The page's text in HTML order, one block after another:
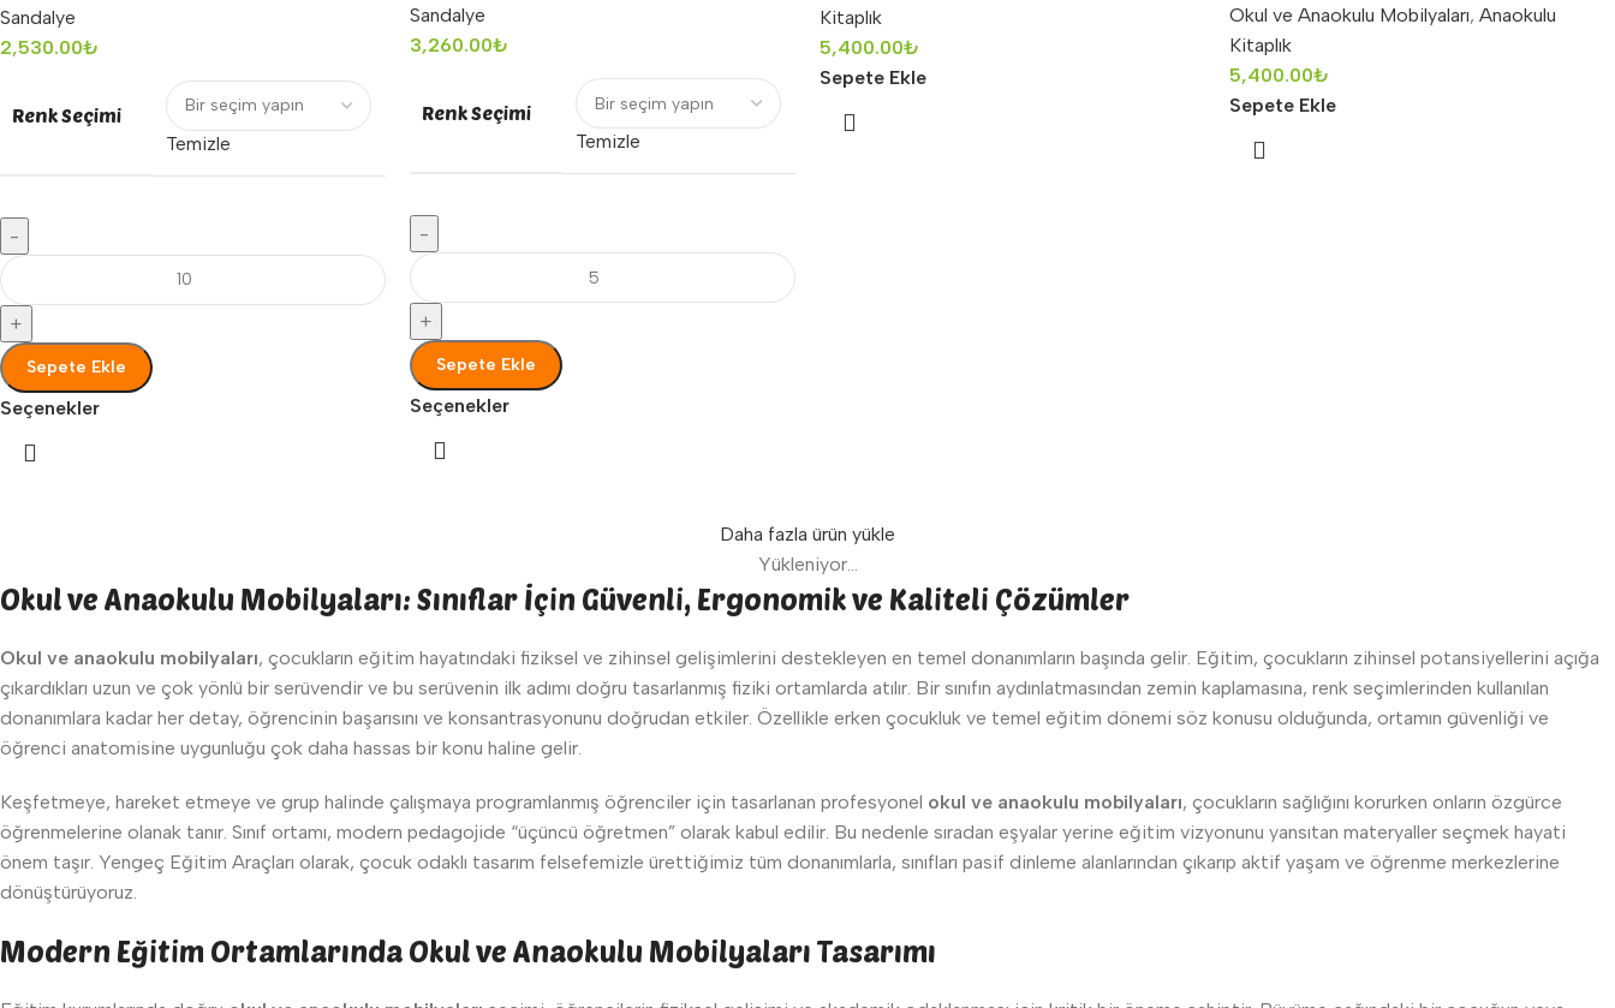
Sandalye
2,530.00₺
Renk Seçimi
Temizle
-
+
Sepete Ekle
Seçenekler
Sandalye
3,260.00₺
Renk Seçimi
Temizle
-
+
Sepete Ekle
Seçenekler
Kitaplık
5,400.00₺
Sepete Ekle
Okul ve Anaokulu Mobilyaları, Anaokulu
Kitaplık
5,400.00₺
Sepete Ekle
Daha fazla ürün yükle
Yükleniyor...
Okul ve Anaokulu Mobilyaları: Sınıflar İçin Güvenli, Ergonomik ve Kaliteli Çözümler
Okul ve anaokulu mobilyaları, çocukların eğitim hayatındaki fiziksel ve zihinsel gelişimlerini destekleyen en temel donanımların başında gelir. Eğitim, çocukların zihinsel potansiyellerini açığa
çıkardıkları uzun ve çok yönlü bir serüvendir ve bu serüvenin ilk adımı doğru tasarlanmış fiziki ortamlarda atılır. Bir sınıfın aydınlatmasından zemin kaplamasına, renk seçimlerinden kullanılan
donanımlara kadar her detay, öğrencinin başarısını ve konsantrasyonunu doğrudan etkiler. Özellikle erken çocukluk ve temel eğitim dönemi söz konusu olduğunda, ortamın güvenliği ve
öğrenci anatomisine uygunluğu çok daha hassas bir konu haline gelir.
Keşfetmeye, hareket etmeye ve grup halinde çalışmaya programlanmış öğrenciler için tasarlanan profesyonel okul ve anaokulu mobilyaları, çocukların sağlığını korurken onların özgürce
öğrenmelerine olanak tanır. Sınıf ortamı, modern pedagojide “üçüncü öğretmen” olarak kabul edilir. Bu nedenle sıradan eşyalar yerine eğitim vizyonunu yansıtan materyaller seçmek hayati
önem taşır. Yengeç Eğitim Araçları olarak, çocuk odaklı tasarım felsefemizle ürettiğimiz tüm donanımlarla, sınıfları pasif dinleme alanlarından çıkarıp aktif yaşam ve öğrenme merkezlerine
dönüştürüyoruz.
Modern Eğitim Ortamlarında Okul ve Anaokulu Mobilyaları Tasarımı